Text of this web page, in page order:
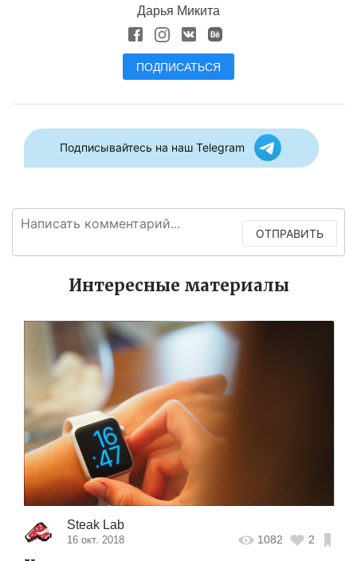
Дарья Микита
ПОДПИСАТЬСЯ
Подписывайтесь на наш Telegram
ОТПРАВИТЬ
Интересные материалы
Steak Lab
16 окт. 2018 1082 2